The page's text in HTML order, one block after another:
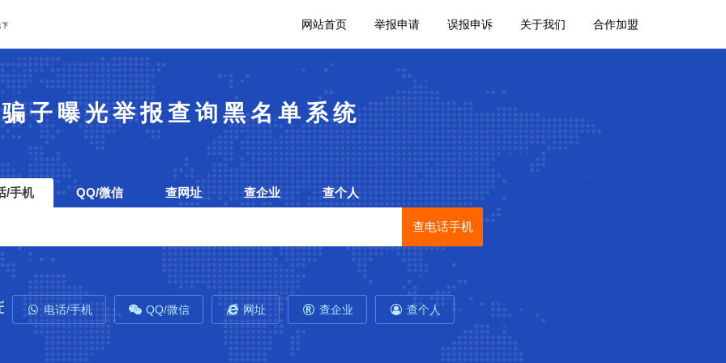
网站首页 举报申请 误报申诉 关于我们 合作加盟
骗子曝光举报查询黑名单系统
/手机 QQ/微信 查网址 查企业 查个人
查电话手机
电话/手机 QQ/微信 网址 查企业 查个人